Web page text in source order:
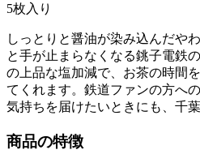
5枚入り
しっとりと醤油が染み込んだや
と手が止まらなくなる銚子電鉄
の上品な塩加減で、お茶の時間
てくれます。鉄道ファンの方へ
気持ちを届けたいときにも、千
商品の特徴